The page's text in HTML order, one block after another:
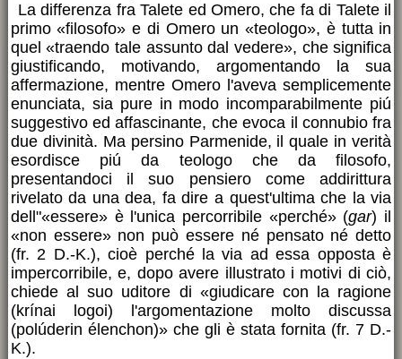
La differenza fra Talete ed Omero, che fa di Talete il
primo «filosofo» e di Omero un «teologo», è tutta in
quel «traendo tale assunto dal vedere», che significa
giustificando, motivando, argomentando la sua
affermazione, mentre Omero l'aveva semplicemente
enunciata, sia pure in modo incomparabilmente piú
suggestivo ed affascinante, che evoca il connubio fra
due divinità. Ma persino Parmenide, il quale in verità
esordisce piú da teologo che da filosofo,
presentandoci il suo pensiero come addirittura
rivelato da una dea, fa dire a quest'ultima che la via
dell"«essere» è l'unica percorribile «perché» (gar) il
«non essere» non può essere né pensato né detto
(fr. 2 D.-K.), cioè perché la via ad essa opposta è
impercorribile, e, dopo avere illustrato i motivi di ciò,
chiede al suo uditore di «giudicare con la ragione
(krínai logoi) l'argomentazione molto discussa
(polúderin élenchon)» che gli è stata fornita (fr. 7 D.-
K.).